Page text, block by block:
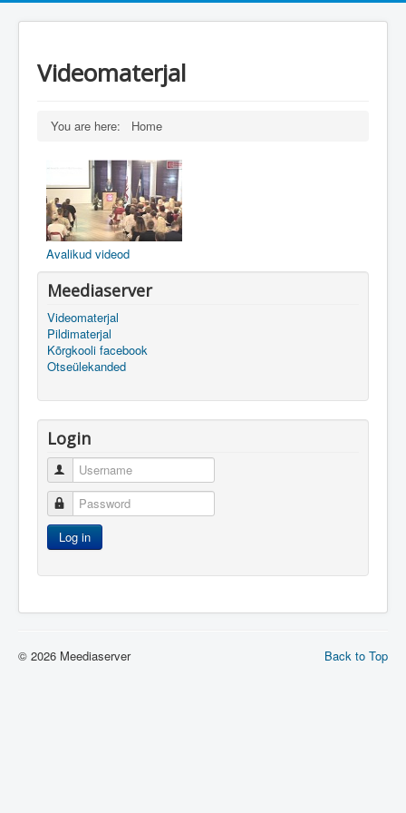
Videomaterjal
You are here: Home
Avalikud videod
Meediaserver
Videomaterjal
Pildimaterjal
Kõrgkooli facebook
Otseülekanded
Login
Username
Password
Log in
Back to Top
© 2026 Meediaserver